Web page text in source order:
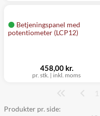
Betjeningspanel med
potentiometer (LCP12)
pr. stk. | inkl. moms
458,00 kr.
1
Produkter pr. side: